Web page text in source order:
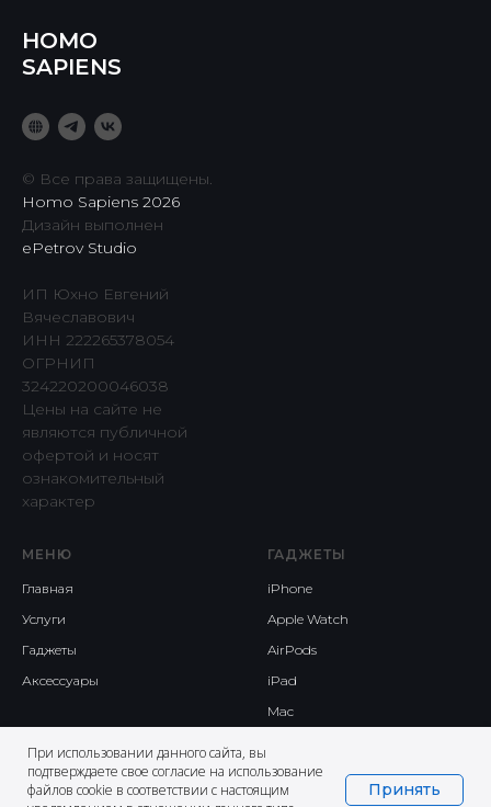
При использовании данного сайта, вы
подтверждаете свое согласие на использование
файлов cookie в соответствии с настоящим
Принять
HOMO
SAPIENS
© Все права защищены.
Homo Sapiens 2026
Дизайн выполнен
ePetrov Studio
ИП Юхно Евгений
Вячеславович
ИНН 222265378054
ОГРНИП
324220200046038
Цены на сайте не
являются публичной
офертой и носят
ознакомительный
характер
МЕНЮ
Главная
Услуги
Гаджеты
Аксессуары
ГАДЖЕТЫ
iPhone
Apple Watch
AirPods
iPad
Mac